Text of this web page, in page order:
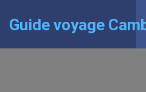
Guide voyage